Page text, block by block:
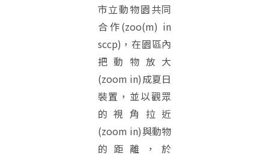
市立動物園共同
合作(zoo(m) in
sccp)，在園區內
把動物放大
(zoom in)成夏日
裝置，並以觀眾
的視角拉近
(zoom in)與動物
的距離，於